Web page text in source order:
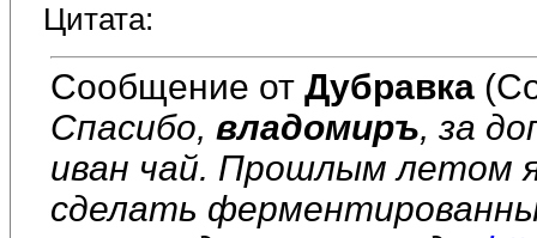
Цитата:
Сообщение от Дубравка
Спасибо, владомиръ, за
иван чай. Прошлым летом
сделать